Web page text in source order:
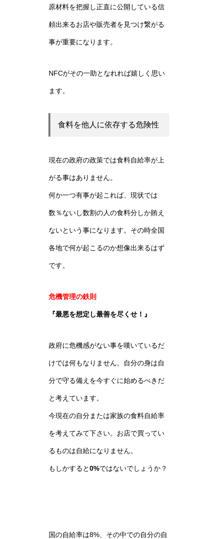
原材料を把握し正直に公開している信
頼出来るお店や販売者を見つけ繋がる
事が重要になります。
NFCがその一助となれれば嬉しく思い
ます。
食料を他人に依存する危険性
現在の政府の政策では食料自給率が上
がる事はありません。
何か一つ有事が起これば、現状では
数％ないし数割の人の食料分しか賄え
ないという事になります。その時全国
各地で何が起こるのか想像出来るはず
です。
危機管理の鉄則
『最悪を想定し最善を尽くせ！』
政府に危機感がない事を嘆いているだ
けでは何もなりません。自分の身は自
分で守る備えを今すぐに始めるべきだ
と考えています。
今現在の自分または家族の食料自給率
を考えてみて下さい。お店で買ってい
るものは自給になりません。
もしかすると0%ではないでしょうか？
国の自給率は8%、その中での自分の自